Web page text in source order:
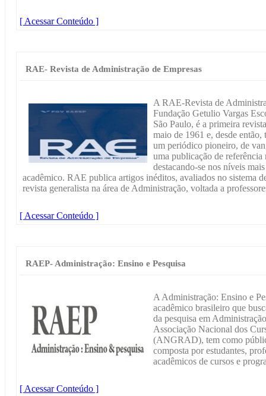
[ Acessar Conteúdo ]
RAE- Revista de Administração de Empresas
A RAE-Revista de
Fundação Getulio Vargas
São Paulo, é a primeira
maio de 1961 e, desde
um periódico pioneiro, de
uma publicação de
destacando-se nos níveis
acadêmico. RAE publica artigos inéditos, avaliados no sistema
revista generalista na área de Administração, voltada a
[ Acessar Conteúdo ]
RAEP- Administração: Ensino e Pesquisa
A Administração: Ensino e
acadêmico brasileiro que
da pesquisa em
Associação Nacional dos
(ANGRAD), tem como
composta por estudantes,
acadêmicos de cursos e
[ Acessar Conteúdo ]